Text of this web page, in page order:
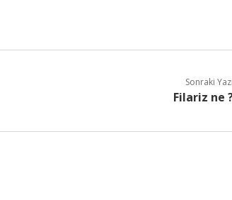
Sonraki Yazı
Filariz ne